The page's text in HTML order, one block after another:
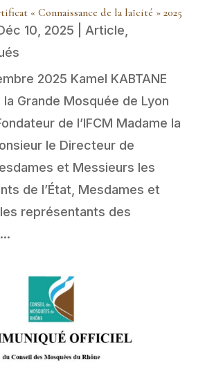
« Connaissance de la laïcité » 2025
10, 2025 Article,
2025 Kamel KABTANE
Grande Mosquée de Lyon
de l’IFCM Madame la
le Directeur de
et Messieurs les
de l’État, Mesdames et
représentants des